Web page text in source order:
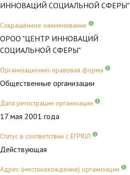
ИННОВАЦИЙ СОЦИАЛЬНОЙ СФЕРЫ"
Сокращённое наименование
ОРОО "ЦЕНТР ИННОВАЦИЙ
СОЦИАЛЬНОЙ СФЕРЫ"
Организационно-правовая форма
Общественные организации
Дата регистрации организации
17 мая 2001 года
Статус в соответствии с ЕГРЮЛ
Действующая
Адрес (местонахождение) организации